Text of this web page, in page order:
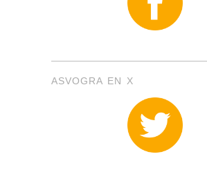
ASVOGRA EN X